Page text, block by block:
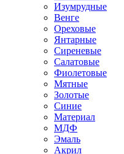
Изумрудные
Венге
Ореховые
Янтарные
Сиреневые
Салатовые
Фиолетовые
Мятные
Золотые
Синие
Материал
МДФ
Эмаль
Акрил